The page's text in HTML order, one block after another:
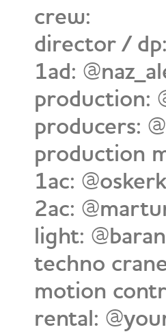
crew:
director /
1ad:
production:
producers:
production
1ac:
2ac:
light:
techno
motion
rental: